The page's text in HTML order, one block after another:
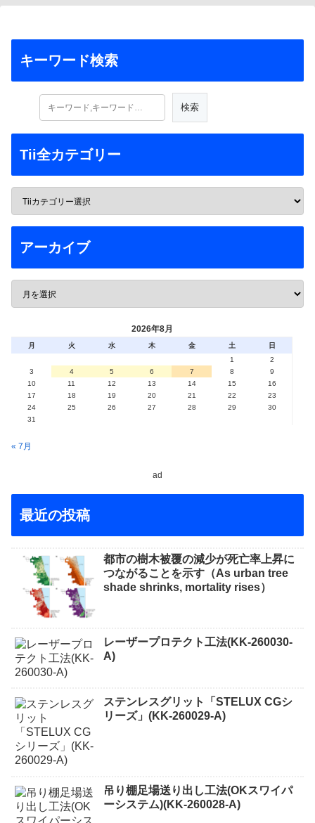
キーワード検索
Tii全カテゴリー
アーカイブ
2026年8月
月 火 水 木 金 土
日
1
2
3
4 5 6 7 8
9
10
11 12 13 14 15
16
17
18 19 20 21 22
23
24
25 26 27 28 29
30
31
« 7月
ad
最近の投稿
都市の樹木被覆の減少が死亡率上昇に
つながることを示す（As urban tree
shade shrinks, mortality rises）
レーザープロテクト⼯法(KK-260030-
A)
ステンレスグリット「STELUX CGシ
リーズ」(KK-260029-A)
吊り棚足場送り出し工法(OKスワイパ
ーシステム)(KK-260028-A)